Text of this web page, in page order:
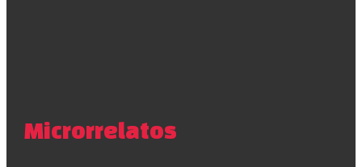
Microrrelatos